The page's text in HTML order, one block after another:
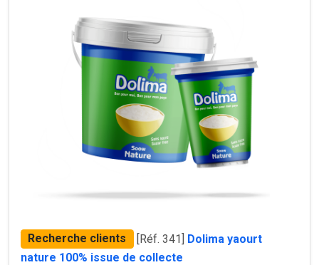
Recherche clients [Réf. 341] Dolima yaourt
nature 100% issue de collecte